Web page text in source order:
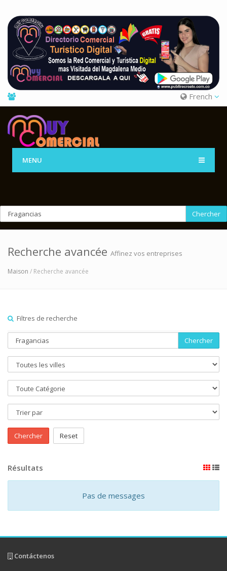
French
MENU
Chercher
Recherche avancée Affinez vos entreprises
Maison / Recherche avancée
Filtres de recherche
Chercher
Chercher Reset
Résultats
Pas de messages
Contáctenos